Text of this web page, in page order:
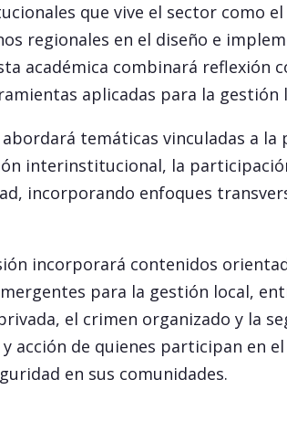
que vive el sector como
regionales en el diseño e
académica combinará reflexión
aplicadas para la gestión
temáticas vinculadas a la
interinstitucional, la
incorporando enfoques
incorporará contenidos
para la gestión local,
el crimen organizado y la
acción de quienes participan en
en sus comunidades.